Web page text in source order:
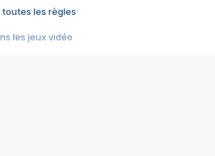
toutes les règles
les jeux vidéo